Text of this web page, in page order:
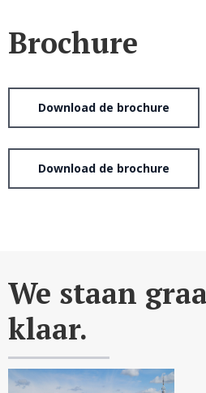
Brochure
Download de brochure
Download de brochure
We staan
klaar.